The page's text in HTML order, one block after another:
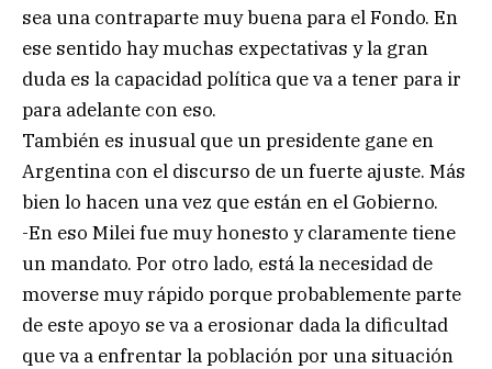
sea una contraparte muy buena para el Fondo. En
ese sentido hay muchas expectativas y la gran
duda es la capacidad política que va a tener para ir
para adelante con eso.
También es inusual que un presidente gane en
Argentina con el discurso de un fuerte ajuste. Más
bien lo hacen una vez que están en el Gobierno.
-En eso Milei fue muy honesto y claramente tiene
un mandato. Por otro lado, está la necesidad de
moverse muy rápido porque probablemente parte
de este apoyo se va a erosionar dada la dificultad
que va a enfrentar la población por una situación